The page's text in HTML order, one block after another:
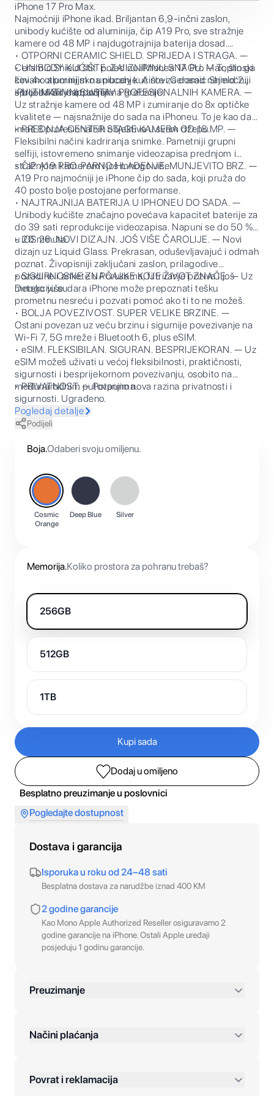
iPhone 17 Pro Max.
Najmoćniji iPhone ikad. Briljantan 6,9-inčni zaslon,
unibody kućište od aluminija, čip A19 Pro, sve stražnje
kamere od 48 MP i najdugotrajnija baterija dosad.
• UNIBODY KUĆIŠTE. ZA IZNIMNU SNAGU. — Toplinski
kovano aluminijsko unibody kućište za dosad najmoćniji
iPhone ikad napravljen.
• OTPORNI CERAMIC SHIELD. SPRIJEDA I STRAGA. —
Ceramic Shield štiti poleđinu iPhonea 17 Pro Max, što ga
čini 4x otpornijim na pucanje. A novi Ceramic Shield 2
sprijeda 3x je otporniji na grebanje.
• ULTIMATIVNI SUSTAV PROFESIONALNIH KAMERA. —
Uz stražnje kamere od 48 MP i zumiranje do 8x optičke
kvalitete — najsnažnije do sada na iPhoneu. To je kao da
imaš 8 profesionalnih objektiva u svom džepu.
• PREDNJA CENTER STAGE KAMERA OD 18 MP. —
Fleksibilni načini kadriranja snimke. Pametniji grupni
selfiji, istovremeno snimanje videozapisa prednjom i
stražnjom kamerom i još mnogo više.
• ČIP A19 PRO. PARNO HLAĐENJE. MUNJEVITO BRZ. —
A19 Pro najmoćniji je iPhone čip do sada, koji pruža do
40 posto bolje postojane performanse.
• NAJTRAJNIJA BATERIJA U IPHONEU DO SADA. —
Unibody kućište značajno povećava kapacitet baterije za
do 39 sati reprodukcije videozapisa. Napuni se do 50 %
u 20 minuta.
• iOS 26. NOVI DIZAJN. JOŠ VIŠE ČAROLIJE. — Novi
dizajn uz Liquid Glass. Prekrasan, oduševljavajuć i odmah
poznat. Živopisniji zaključani zaslon, prilagodive
pozadine i ankete u Porukama, filtriranje poziva i još
mnogo više.
• SIGURNOSNE ZNAČAJKE KOJE ŽIVOT ZNAČE. — Uz
Detekciju sudara iPhone može prepoznati tešku
prometnu nesreću i pozvati pomoć ako ti to ne možeš.
• BOLJA POVEZIVOST. SUPER VELIKE BRZINE. —
Ostani povezan uz veću brzinu i sigurnije povezivanje na
Wi-Fi 7, 5G mreže i Bluetooth 6, plus eSIM.
• eSIM. FLEKSIBILAN. SIGURAN. BESPRIJEKORAN. — Uz
eSIM možeš uživati u većoj fleksibilnosti, praktičnosti,
sigurnosti i besprijekornom povezivanju, osobito na
međunarodnim putovanjima.
• PRIVATNOST. — Potpuno nova razina privatnosti i
sigurnosti. Ugrađeno.
Pogledaj detalje
Podijeli
Boja.Odaberi svoju omiljenu.
Cosmic
Orange
Deep Blue Silver
Memorija.Koliko prostora za pohranu trebaš?
256GB
512GB
1TB
Kupi sada
Dodaj u omiljeno
Besplatno preuzimanje u poslovnici
Pogledajte dostupnost
Dostava i garancija
Isporuka u roku od 24–48 sati
Besplatna dostava za narudžbe iznad 400 KM
2 godine garancije
Kao Mono Apple Authorized Reseller osiguravamo 2
godine garancije na iPhone. Ostali Apple uređaji
posjeduju 1 godinu garancije.
Preuzimanje
Načini plaćanja
Povrat i reklamacija